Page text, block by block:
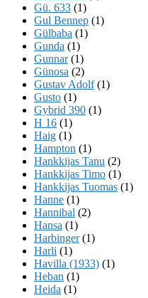
Gü. 633 (1)
Gul Bennep (1)
Gülbaba (1)
Gunda (1)
Gunnar(1)
Günosa (2)
Gustav Adolf(1)
Gusto (1)
Gybrid 390 (1)
H 16 (1)
Haig (1)
Hampton (1)
Hankkijas Tanu (2)
Hankkijas Timo (1)
Hankkijas Tuomas (1)
Hanne (1)
Hannibal (2)
Hansa (1)
Harbinger(1)
Harli (1)
Havilla (1933) (1)
Heban (1)
Heida (1)